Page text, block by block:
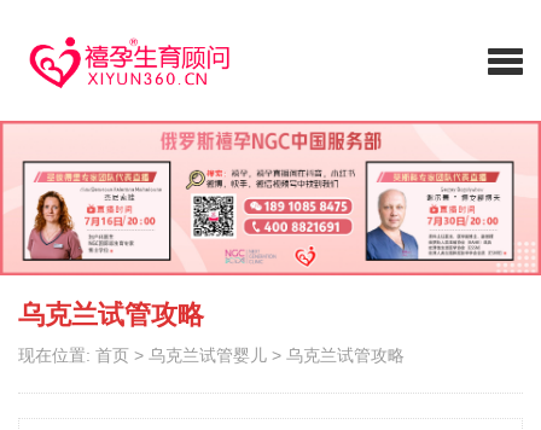
乌克兰试管攻略
现在位置: 首页 > 乌克兰试管婴儿 > 乌克兰试管攻略